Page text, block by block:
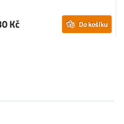
Kč Do košíku